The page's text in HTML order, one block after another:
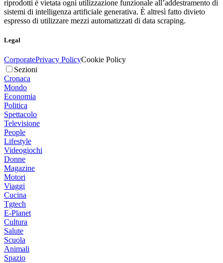
riprodotti è vietata ogni utilizzazione funzionale all’addestramento di
sistemi di intelligenza artificiale generativa. È altresì fatto divieto
espresso di utilizzare mezzi automatizzati di data scraping.
Legal
CorporatePrivacy PolicyCookie Policy
Sezioni
Cronaca
Mondo
Economia
Politica
Spettacolo
Televisione
People
Lifestyle
Videogiochi
Donne
Magazine
Motori
Viaggi
Cucina
Tgtech
E-Planet
Cultura
Salute
Scuola
Animali
Spazio